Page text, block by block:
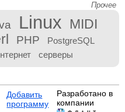
Прочее
Linux
MIDI
PHP
PostgreSQL
серверы
Добавить
программу
Разработано в
компании